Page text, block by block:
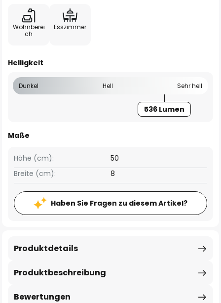
Wohnberei
ch
Esszimmer
Helligkeit
Dunkel Hell Sehr hell
536 Lumen
Maße
Breite (cm): 8
Höhe (cm): 50
Haben Sie Fragen zu diesem Artikel?
Produktbeschreibung
Produktdetails
Bewertungen